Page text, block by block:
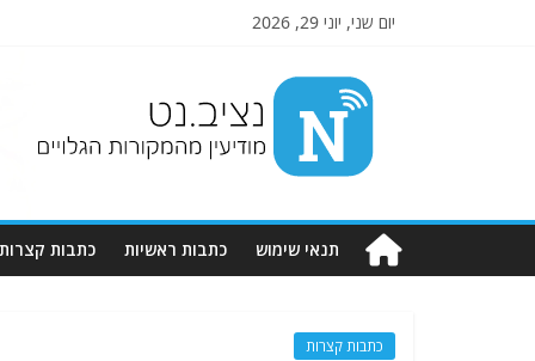
יום שני, יוני 29, 2026
Nziv.net
מודיעין
מהמקורות
תנאי שימוש כתבות ראשיות כתבות קצרות
כתבות קצרות